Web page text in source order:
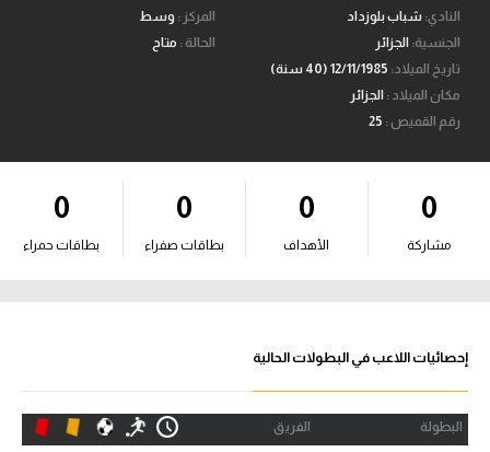
فانتازي في الجول
مسابقة التوقعات
فيديوهات
آراء حرة
ركن الألعاب
الدوري المصري
الدوري الإنجليزي الممتاز
النادي: شباب بلوزداد
الجنسية: الجزائر
تاريخ الميلاد:
مكان الميلاد : الجزائر
رقم القميص :
المركز : وسط
الحالة : متاح
0
مشاركة
0
الأهداف
0
بطاقات صفراء
0
بطاقات حمراء
إحصائيات اللاعب في البطولات الحالية
البطولة الفريق